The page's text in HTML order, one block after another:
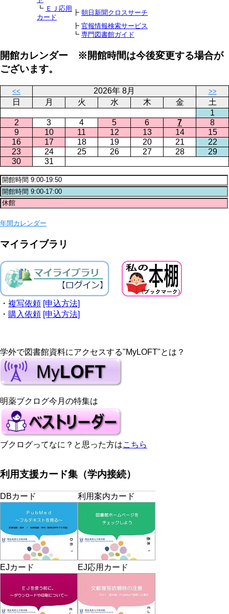
┗ ＥＪ応用
カード
┣ 朝日新聞クロスサーチ
┣ 官報情報検索サービス
┗ 専門図書館ガイド
開館カレンダー ※開館時間は今後変更する場合が
ございます。
<< 2026年 8月 >>
日 月 火 水 木 金
土
1
2
3 4 5 6 7
8
9
10 11 12 13 14
15
16
17 18 19 20 21
22
23
24 25 26 27 28
29
30
31
年間カレンダー
マイライブラリ
・ 複写依頼 [申込方法]
・ 購入依頼 [申込方法]
学外で図書館資料にアクセスする"MyLOFT"とは？
明薬ブクログ今月の特集は
ブクログってなに？と思った方はこちら
利用支援カード集（学内接続）
DBカード 利用案内カード
EJカード EJ応用カード